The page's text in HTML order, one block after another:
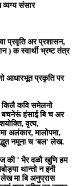
संसार
अर प्रशासन,
) क स्वार्थी भ्रष्ट तंत्र
आधारभूत प्रकृति पर
कवि समेलनो
बचनेरूं हंसाई बि च अर
वृत्य,
अलंकार, मालोपमा,
नमूना च 'बल' लेख.
की ' भैर वळौ खुणि हम
थान्तो न इनी
मा बि अनुप्रास